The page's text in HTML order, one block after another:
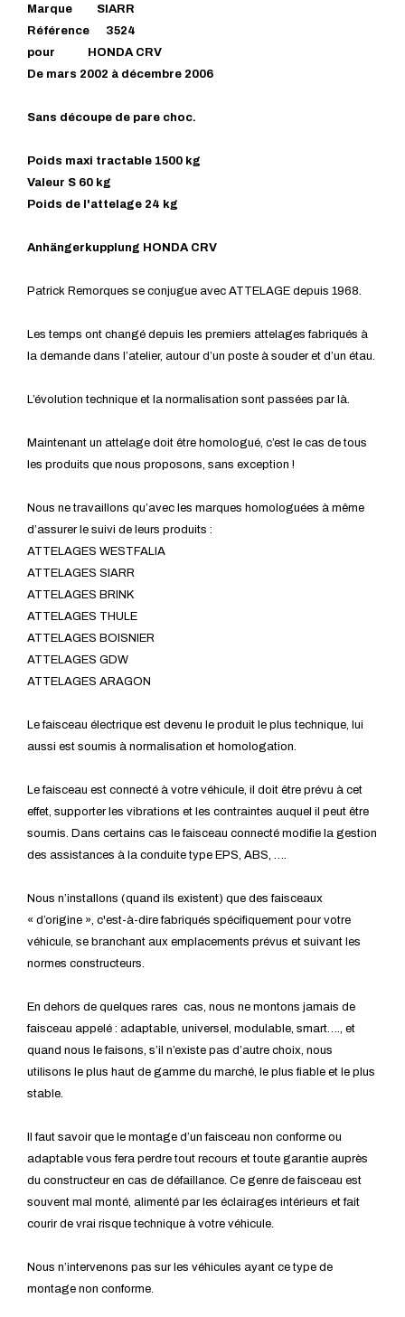
Marque SIARR
Référence 3524
pour HONDA CRV
De mars 2002 à décembre 2006
Sans découpe de pare choc.
Poids maxi tractable 1500 kg
Valeur S 60 kg
Poids de l'attelage 24 kg
Anhängerkupplung HONDA CRV
Patrick Remorques se conjugue avec ATTELAGE depuis 1968.
Les temps ont changé depuis les premiers attelages fabriqués à
la demande dans l’atelier, autour d’un poste à souder et d’un étau.
L’évolution technique et la normalisation sont passées par là.
Maintenant un attelage doit être homologué, c’est le cas de tous
les produits que nous proposons, sans exception !
Nous ne travaillons qu’avec les marques homologuées à même
d’assurer le suivi de leurs produits :
ATTELAGES WESTFALIA
ATTELAGES SIARR
ATTELAGES BRINK
ATTELAGES THULE
ATTELAGES BOISNIER
ATTELAGES GDW
ATTELAGES ARAGON
Le faisceau électrique est devenu le produit le plus technique, lui
aussi est soumis à normalisation et homologation.
Le faisceau est connecté à votre véhicule, il doit être prévu à cet
effet, supporter les vibrations et les contraintes auquel il peut être
soumis. Dans certains cas le faisceau connecté modifie la gestion
des assistances à la conduite type EPS, ABS, ….
Nous n’installons (quand ils existent) que des faisceaux
« d’origine », c'est-à-dire fabriqués spécifiquement pour votre
véhicule, se branchant aux emplacements prévus et suivant les
normes constructeurs.
En dehors de quelques rares cas, nous ne montons jamais de
faisceau appelé : adaptable, universel, modulable, smart…., et
quand nous le faisons, s’il n’existe pas d’autre choix, nous
utilisons le plus haut de gamme du marché, le plus fiable et le plus
stable.
Il faut savoir que le montage d’un faisceau non conforme ou
adaptable vous fera perdre tout recours et toute garantie auprès
du constructeur en cas de défaillance. Ce genre de faisceau est
souvent mal monté, alimenté par les éclairages intérieurs et fait
courir de vrai risque technique à votre véhicule.
Nous n’intervenons pas sur les véhicules ayant ce type de
montage non conforme.